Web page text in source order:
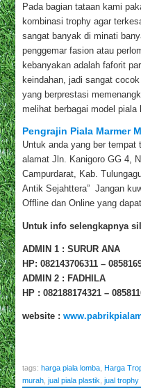
Pada bagian tataan kami
kombinasi trophy agar
sangat banyak di minati
penggemar fasion atau
kebanyakan adalah faforit
keindahan, jadi sangat
yang berprestasi
melihat berbagai model
Pengrajin Piala Marmer
Untuk anda yang ber
alamat Jln. Kanigoro GG 4,
Campurdarat, Kab.
Antik Sejahttera” Jangan
Offline dan Online yang dapat
Untuk info selengkapnya
ADMIN 1 : SURUR ANA
HP: 082143706311 –
ADMIN 2 : FADHILA
HP : 082188174321 –
website :
tags:harga piala lomba ,Harga
murah ,jual piala plastik ,jual trophy